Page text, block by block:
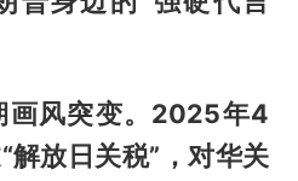
画风突变。2025年4
解放日关税”，对华关